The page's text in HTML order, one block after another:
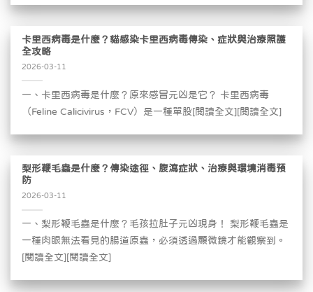
卡里西病毒是什麼？貓感染卡里西病毒傳染、症狀與治療照護
全攻略
2026-03-11
一、卡里西病毒是什麼？原來感冒元凶是它？ 卡里西病毒
（Feline Calicivirus，FCV）是一種單股[閱讀全文][閱讀全文]
梨形鞭毛蟲是什麼？傳染途徑、腹瀉症狀、治療與環境消毒預
防
2026-03-11
一、梨形鞭毛蟲是什麼？毛孩拉肚子元凶現身！ 梨形鞭毛蟲是
一種肉眼無法看見的腸道原蟲，必須透過顯微鏡才能觀察到。
[閱讀全文][閱讀全文]